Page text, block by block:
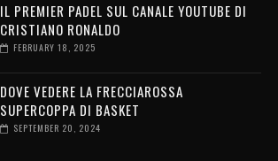
IL PREMIER PADEL SUL CANALE YOUTUBE DI
CRISTIANO RONALDO
FEBRUARY 18, 2025
DOVE VEDERE LA FRECCIAROSSA
SUPERCOPPA DI BASKET
SEPTEMBER 20, 2024